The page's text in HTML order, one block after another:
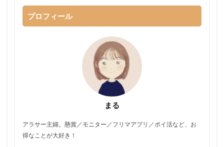
プロフィール
まる
アラサー主婦。懸賞／モニター／フリマアプリ／ポイ活など、お
得なことが大好き！